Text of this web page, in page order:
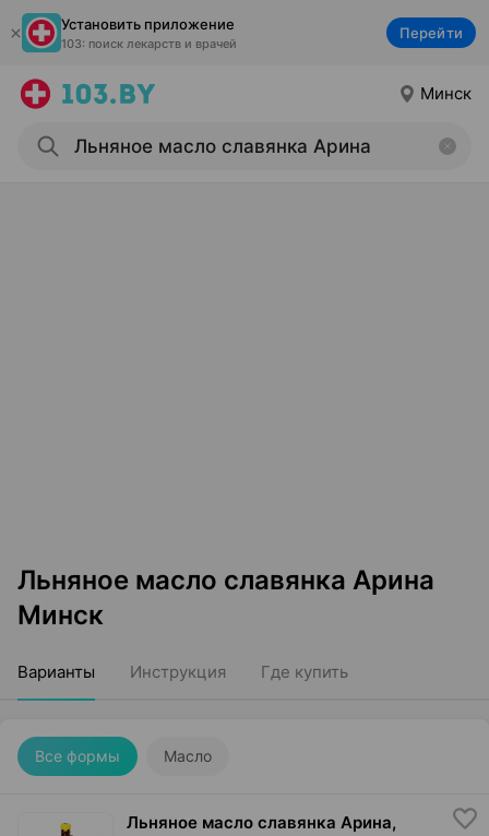
Установить приложение
103: поиск лекарств и врачей
Перейти
Минск
Льняное масло славянка Арина
Минск
Варианты Инструкция Где купить
Все формы Масло
Льняное масло славянка Арина,